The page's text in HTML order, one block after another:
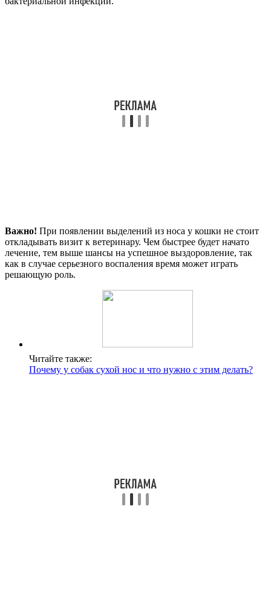
Важно! При появлении выделений из носа у кошки не стоит
откладывать визит к ветеринару. Чем быстрее будет начато
лечение, тем выше шансы на успешное выздоровление, так
как в случае серьезного воспаления время может играть
решающую роль.
Читайте также:
Почему у собак сухой нос и что нужно с этим делать?